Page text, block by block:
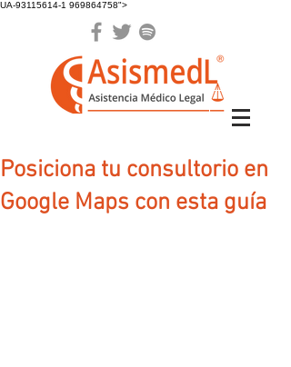
UA-93115614-1 969864758">
Posiciona tu consultorio en
Google Maps con esta guía